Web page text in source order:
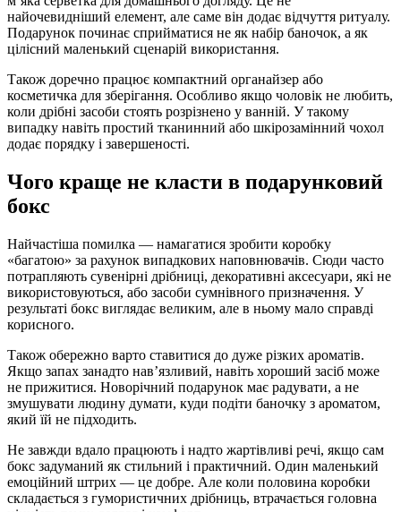
найочевидніший елемент, але саме він додає відчуття ритуалу.
Подарунок починає сприйматися не як набір баночок, а як
цілісний маленький сценарій використання.
Також доречно працює компактний органайзер або
косметичка для зберігання. Особливо якщо чоловік не любить,
коли дрібні засоби стоять розрізнено у ванній. У такому
випадку навіть простий тканинний або шкірозамінний чохол
додає порядку і завершеності.
Чого краще не класти в подарунковий
бокс
Найчастіша помилка — намагатися зробити коробку
«багатою» за рахунок випадкових наповнювачів. Сюди часто
потрапляють сувенірні дрібниці, декоративні аксесуари, які не
використовуються, або засоби сумнівного призначення. У
результаті бокс виглядає великим, але в ньому мало справді
корисного.
Також обережно варто ставитися до дуже різких ароматів.
Якщо запах занадто нав’язливий, навіть хороший засіб може
не прижитися. Новорічний подарунок має радувати, а не
змушувати людину думати, куди подіти баночку з ароматом,
який їй не підходить.
Не завжди вдало працюють і надто жартівливі речі, якщо сам
бокс задуманий як стильний і практичний. Один маленький
емоційний штрих — це добре. Але коли половина коробки
складається з гумористичних дрібниць, втрачається головна